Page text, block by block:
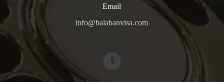
Email
info@balabanvisa.com